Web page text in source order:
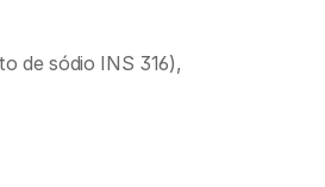
de sódio INS 316),